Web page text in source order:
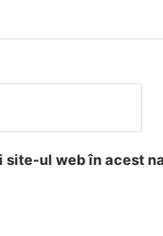
ul web în acest